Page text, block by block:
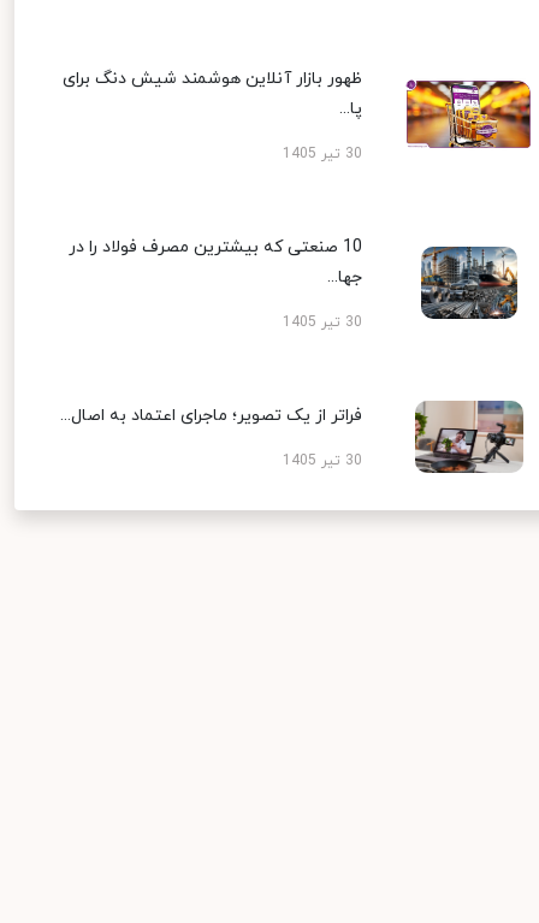
ظهور بازار آنلاین هوشمند شیش دنگ برای
پا...
30 تیر 1405
10 صنعتی که بیشترین مصرف فولاد را در
جها...
30 تیر 1405
فراتر از یک تصویر؛ ماجرای اعتماد به اصال...
30 تیر 1405